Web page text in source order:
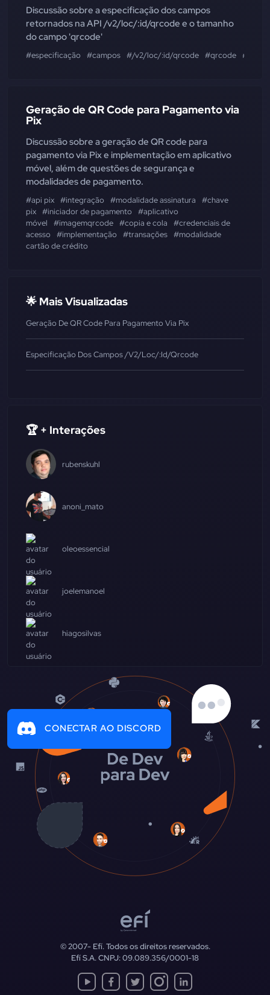
Discussão sobre a especificação dos campos
retornados na API /v2/loc/:id/qrcode e o tamanho
do campo 'qrcode'
#especificação #campos #/v2/loc/:id/qrcode #qrcode
Geração de QR Code para Pagamento via
Pix
Discussão sobre a geração de QR code para
pagamento via Pix e implementação em aplicativo
móvel, além de questões de segurança e
modalidades de pagamento.
#api pix #integração #modalidade assinatura
#chave
pix #iniciador de pagamento
#aplicativo
móvel
#imagemqrcode #copia e cola
#credenciais de
acesso
#implementação #transações #modalidade
cartão de crédito
🌟 Mais Visualizadas
Geração De QR Code Para Pagamento Via Pix
Especificação Dos Campos /v2/loc/:id/qrcode
🏆 + Interações
rubenskuhl
anoni_mato
oleoessencial
joelemanoel
hiagosilvas
CONECTAR AO DISCORD
© 2007-Efí. Todos os direitos reservados.
Efí S.A. CNPJ: 09.089.356/0001-18